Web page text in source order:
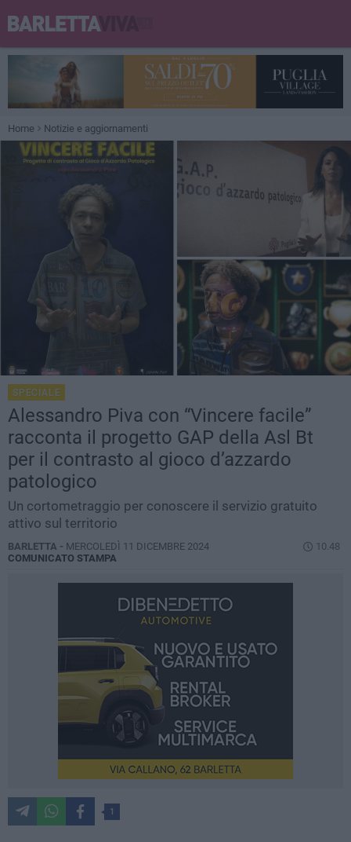
Home Notizie e aggiornamenti
SPECIALE
Alessandro Piva con “Vincere facile”
racconta il progetto GAP della Asl Bt
per il contrasto al gioco d’azzardo
patologico
Un cortometraggio per conoscere il servizio gratuito
attivo sul territorio
BARLETTA - MERCOLEDÌ 11 DICEMBRE 2024
10.48
COMUNICATO STAMPA
1